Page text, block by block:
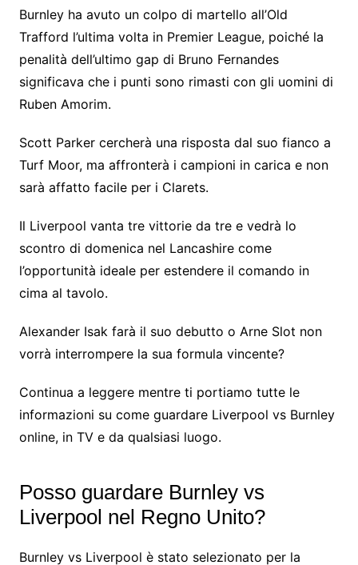
Burnley ha avuto un colpo di martello all’Old
Trafford l’ultima volta in Premier League, poiché la
penalità dell’ultimo gap di Bruno Fernandes
significava che i punti sono rimasti con gli uomini di
Ruben Amorim.
Scott Parker cercherà una risposta dal suo fianco a
Turf Moor, ma affronterà i campioni in carica e non
sarà affatto facile per i Clarets.
Il Liverpool vanta tre vittorie da tre e vedrà lo
scontro di domenica nel Lancashire come
l’opportunità ideale per estendere il comando in
cima al tavolo.
Alexander Isak farà il suo debutto o Arne Slot non
vorrà interrompere la sua formula vincente?
Continua a leggere mentre ti portiamo tutte le
informazioni su come guardare Liverpool vs Burnley
online, in TV e da qualsiasi luogo.
Posso guardare Burnley vs
Liverpool nel Regno Unito?
Burnley vs Liverpool è stato selezionato per la